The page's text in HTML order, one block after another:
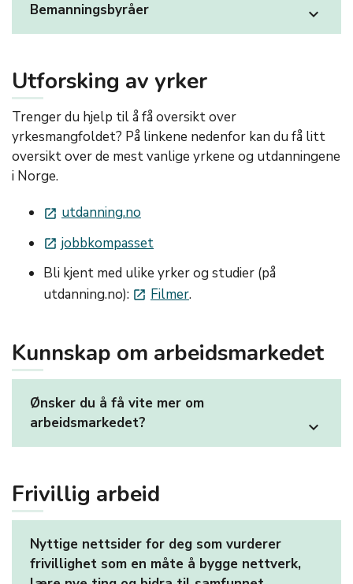
Bemanningsbyråer expand_more
Utforsking av yrker
Trenger du hjelp til å få oversikt over
yrkesmangfoldet? På linkene nedenfor kan du få litt
oversikt over de mest vanlige yrkene og utdanningene
i Norge.
launch utdanning.no
launch jobbkompasset
Bli kjent med ulike yrker og studier (på
utdanning.no): launch Filmer.
Kunnskap om arbeidsmarkedet
Ønsker du å få vite mer om
arbeidsmarkedet?
expand_more
Frivillig arbeid
Nyttige nettsider for deg som vurderer
frivillighet som en måte å bygge nettverk,